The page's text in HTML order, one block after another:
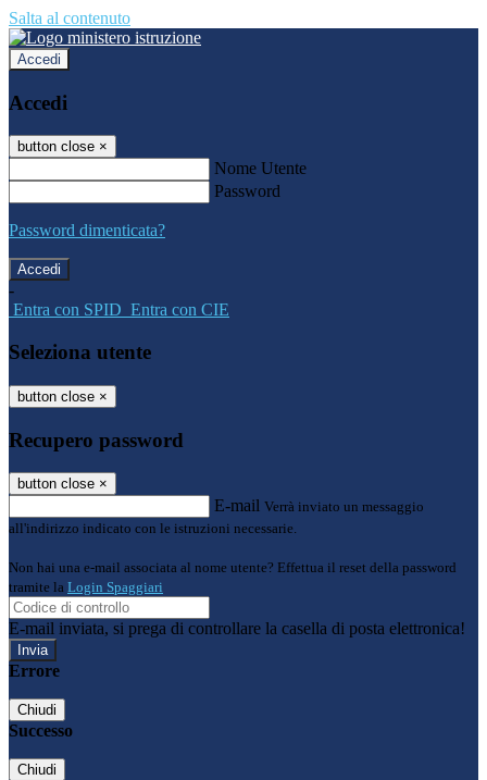
Salta al contenuto
Accedi
Accedi
button close ×
Nome Utente
Password
Password dimenticata?
-
Entra con SPID Entra con CIE
Seleziona utente
button close ×
Recupero password
button close ×
E-mail Verrà inviato un messaggio
all'indirizzo indicato con le istruzioni necessarie.
Non hai una e-mail associata al nome utente? Effettua il reset della password
tramite la Login Spaggiari
E-mail inviata, si prega di controllare la casella di posta elettronica!
Errore
Chiudi
Successo
Chiudi